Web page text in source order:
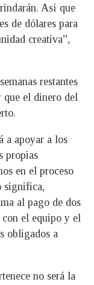
Así que
de dólares para
creativa”,
restantes
que el dinero del
a apoyar a los
propias
en el proceso
significa,
al pago de dos
con el equipo y el
obligados a
no será la